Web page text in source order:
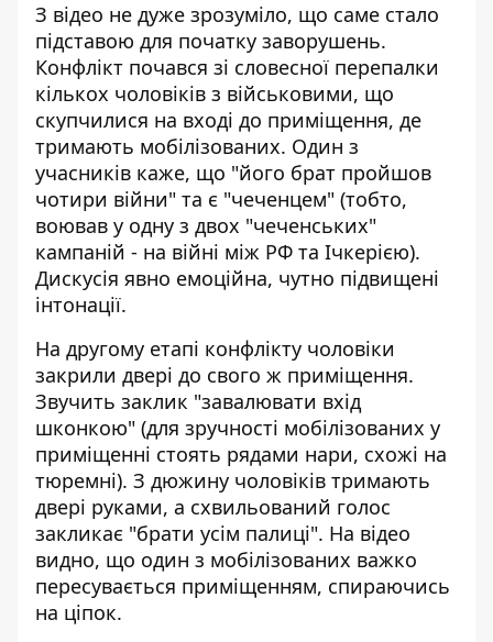
З відео не дуже зрозуміло, що саме стало
підставою для початку заворушень.
Конфлікт почався зі словесної перепалки
кількох чоловіків з військовими, що
скупчилися на вході до приміщення, де
тримають мобілізованих. Один з
учасників каже, що "його брат пройшов
чотири війни" та є "чеченцем" (тобто,
воював у одну з двох "чеченських"
кампаній - на війні між РФ та Ічкерією).
Дискусія явно емоційна, чутно підвищені
інтонації.
На другому етапі конфлікту чоловіки
закрили двері до свого ж приміщення.
Звучить заклик "завалювати вхід
шконкою" (для зручності мобілізованих у
приміщенні стоять рядами нари, схожі на
тюремні). З дюжину чоловіків тримають
двері руками, а схвильований голос
закликає "брати усім палиці". На відео
видно, що один з мобілізованих важко
пересувається приміщенням, спираючись
на ціпок.